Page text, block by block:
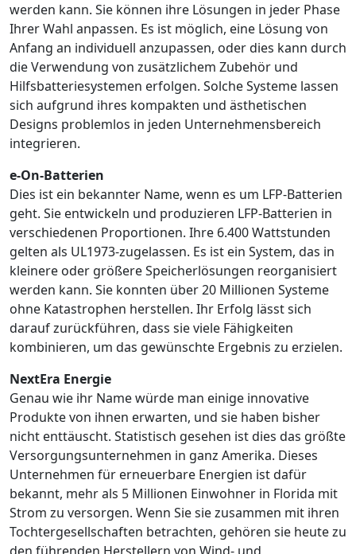
werden kann. Sie können ihre Lösungen in jeder Phase
Ihrer Wahl anpassen. Es ist möglich, eine Lösung von
Anfang an individuell anzupassen, oder dies kann durch
die Verwendung von zusätzlichem Zubehör und
Hilfsbatteriesystemen erfolgen. Solche Systeme lassen
sich aufgrund ihres kompakten und ästhetischen
Designs problemlos in jeden Unternehmensbereich
integrieren.
e-On-Batterien
Dies ist ein bekannter Name, wenn es um LFP-Batterien
geht. Sie entwickeln und produzieren LFP-Batterien in
verschiedenen Proportionen. Ihre 6.400 Wattstunden
gelten als UL1973-zugelassen. Es ist ein System, das in
kleinere oder größere Speicherlösungen reorganisiert
werden kann. Sie konnten über 20 Millionen Systeme
ohne Katastrophen herstellen. Ihr Erfolg lässt sich
darauf zurückführen, dass sie viele Fähigkeiten
kombinieren, um das gewünschte Ergebnis zu erzielen.
NextEra Energie
Genau wie ihr Name würde man einige innovative
Produkte von ihnen erwarten, und sie haben bisher
nicht enttäuscht. Statistisch gesehen ist dies das größte
Versorgungsunternehmen in ganz Amerika. Dieses
Unternehmen für erneuerbare Energien ist dafür
bekannt, mehr als 5 Millionen Einwohner in Florida mit
Strom zu versorgen. Wenn Sie sie zusammen mit ihren
Tochtergesellschaften betrachten, gehören sie heute zu